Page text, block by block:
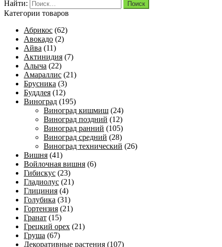
Найти:
Категории товаров
Абрикос (62)
Авокадо (2)
Айва (11)
Актинидия (7)
Алыча (22)
Амараллис (21)
Брусника (3)
Буддлея (12)
Виноград (195)
Виноград кишмиш (24)
Виноград поздний (12)
Виноград ранний (105)
Виноград средний (28)
Виноград технический (26)
Вишня (41)
Войлочная вишня (6)
Гибискус (23)
Гладиолус (21)
Глициния (4)
Голубика (31)
Гортензия (21)
Гранат (15)
Грецкий орех (21)
Груша (67)
Декоративные растения (107)